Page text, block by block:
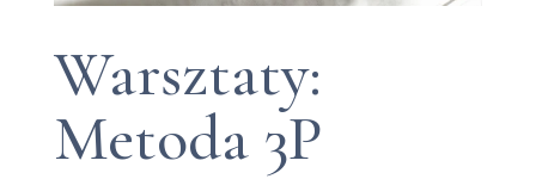
Warsztaty:
Metoda 3P